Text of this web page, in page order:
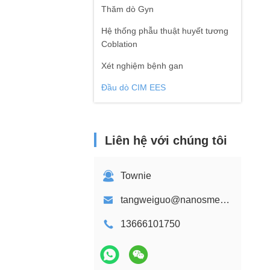
Thăm dò Gyn
Hệ thống phẫu thuật huyết tương
Coblation
Xét nghiệm bệnh gan
Đầu dò CIM EES
Liên hệ với chúng tôi
Townie
tangweiguo@nanosmedical.com
13666101750